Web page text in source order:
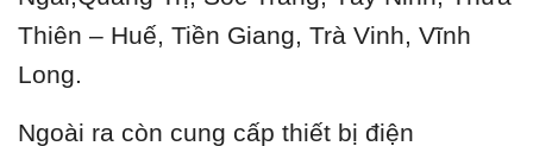
Thiên – Huế, Tiền Giang, Trà Vinh, Vĩnh
Long.
Ngoài ra còn cung cấp thiết bị điện